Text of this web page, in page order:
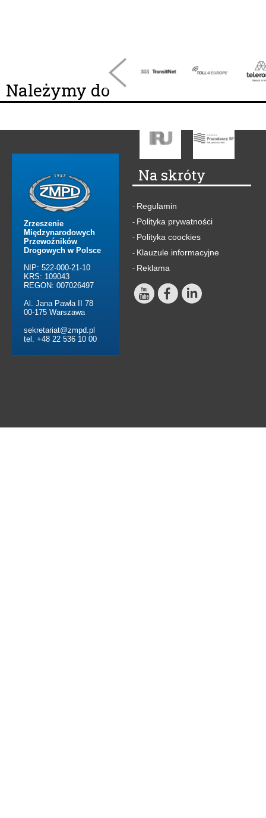
Należymy do
Zrzeszenie
Międzynarodowych
Przewoźników
Drogowych w Polsce
NIP: 522-000-21-10
KRS: 109043
REGON: 007026497
Al. Jana Pawła II 78
00-175 Warszawa
sekretariat@zmpd.pl
tel. +48 22 536 10 00
Na skróty
- Regulamin
- Polityka prywatności
- Polityka coockies
- Klauzule informacyjne
- Reklama